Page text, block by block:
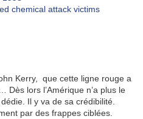
Kerry, que cette ligne rouge a
lors l’Amérique n’a plus le
Il y va de sa crédibilité.
par des frappes ciblées.